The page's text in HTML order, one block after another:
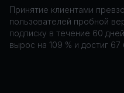
Принятие клиентами
пользователей пробной
подписку в течение 60
вырос на 109 % и достиг 67